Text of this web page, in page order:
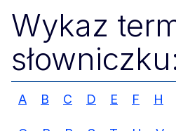
Wykaz
A B C D E F H